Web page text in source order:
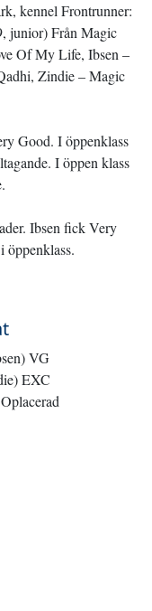
kennel Frontrunner:
junior) Från Magic
Of My Life, Ibsen –
Zindie – Magic
Good. I öppenklass
I öppen klass
Ibsen fick Very
öppenklass.
VG
EXC